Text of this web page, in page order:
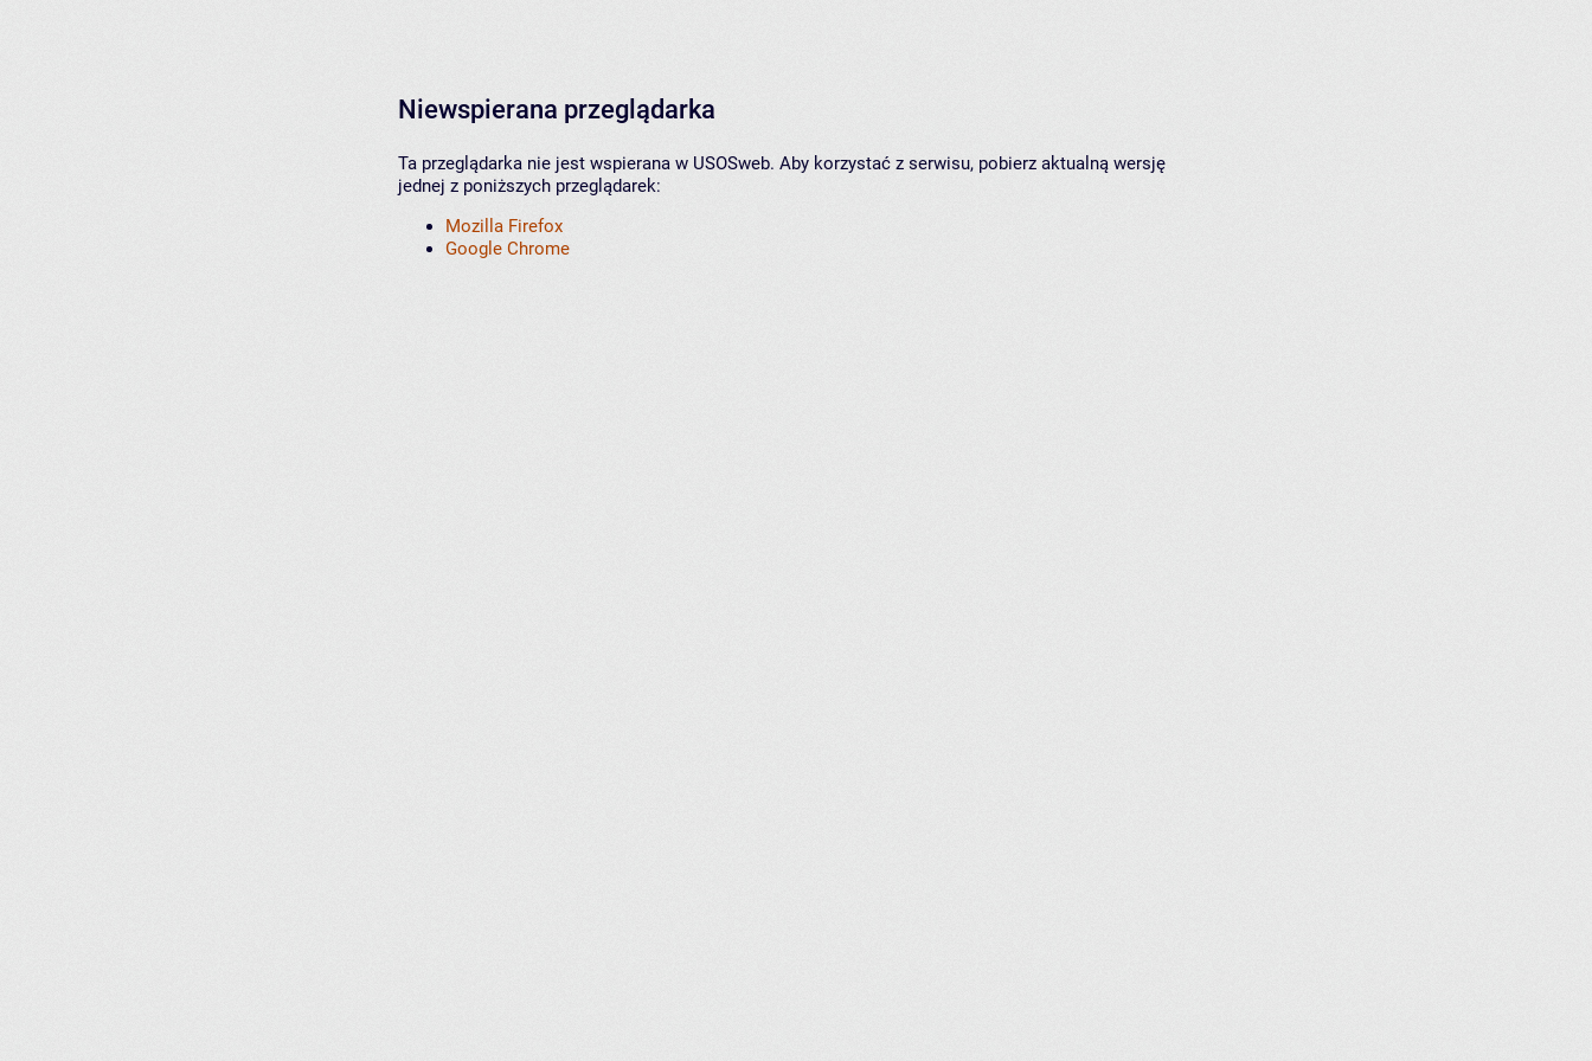
Niewspierana przeglądarka
Ta przeglądarka nie jest wspierana w USOSweb. Aby korzystać z serwisu, pobierz aktualną wersję
jednej z poniższych przeglądarek:
Mozilla Firefox
Google Chrome